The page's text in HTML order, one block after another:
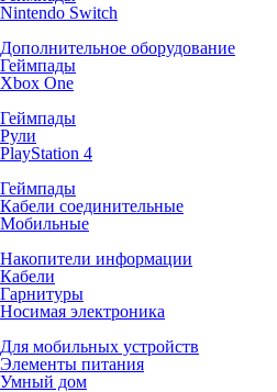
Nintendo Switch
Дополнительное оборудование
Геймпады
Xbox One
Геймпады
Рули
PlayStation 4
Геймпады
Кабели соединительные
Мобильные
Накопители информации
Кабели
Гарнитуры
Носимая электроника
Для мобильных устройств
Элементы питания
Умный дом